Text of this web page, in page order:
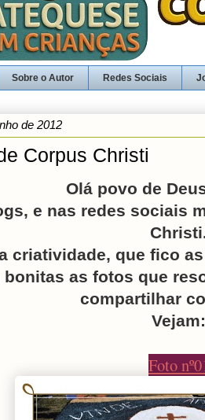
Sobre o Autor Redes Sociais
de 2012
Corpus Christi
Olá povo de
e nas redes sociais
criatividade, que fico
bonitas as fotos que
compartilhar
Foto